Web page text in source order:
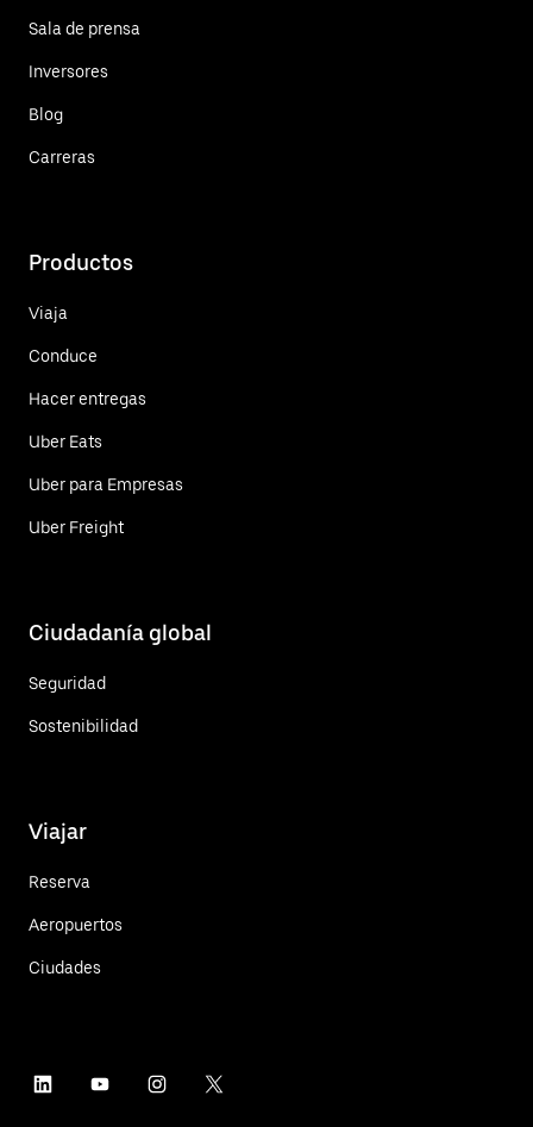
Sala de prensa
Inversores
Blog
Carreras
Productos
Viaja
Conduce
Hacer entregas
Uber Eats
Uber para Empresas
Uber Freight
Ciudadanía global
Seguridad
Sostenibilidad
Viajar
Reserva
Aeropuertos
Ciudades